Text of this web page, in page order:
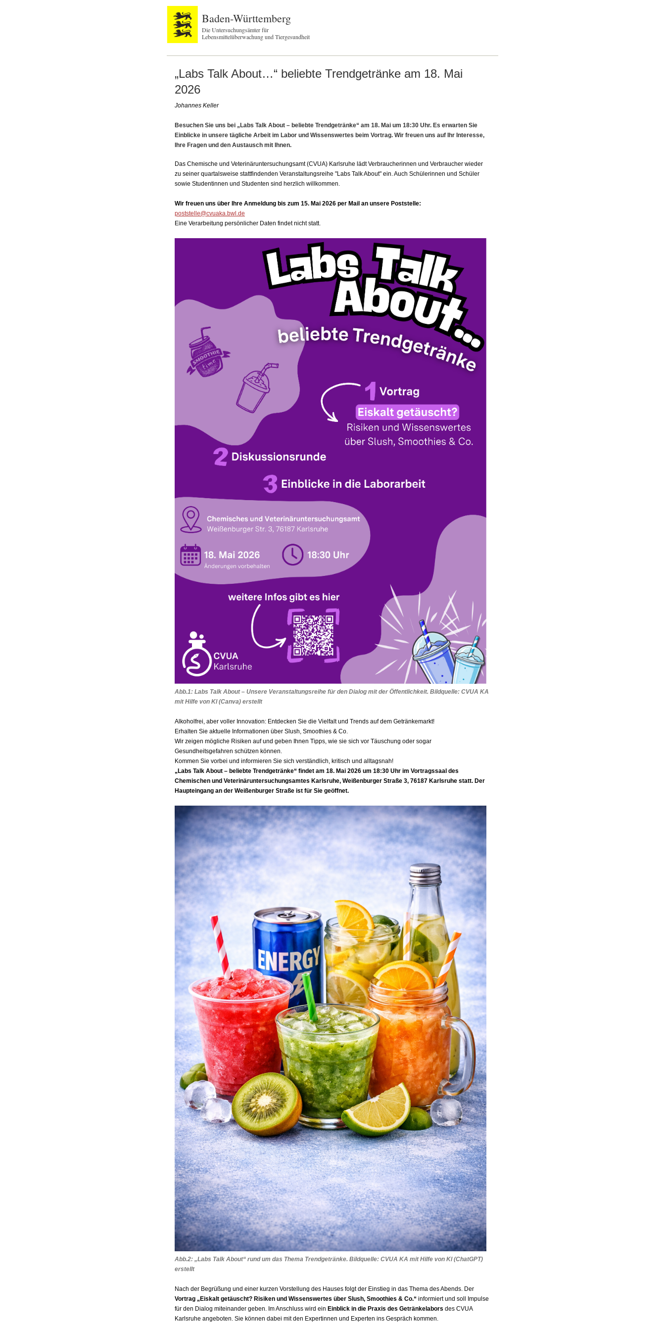
Baden-Württemberg
Die Untersuchungsämter für
Lebensmittelüberwachung und Tiergesundheit
„Labs Talk About…“ beliebte Trendgetränke am 18. Mai
2026
Johannes Keller
Besuchen Sie uns bei „Labs Talk About – beliebte Trendgetränke“ am 18. Mai um 18:30 Uhr. Es erwarten Sie
Einblicke in unsere tägliche Arbeit im Labor und Wissenswertes beim Vortrag. Wir freuen uns auf Ihr Interesse,
Ihre Fragen und den Austausch mit Ihnen.
Das Chemische und Veterinäruntersuchungsamt (CVUA) Karlsruhe lädt Verbraucherinnen und Verbraucher wieder
zu seiner quartalsweise stattfindenden Veranstaltungsreihe "Labs Talk About" ein. Auch Schülerinnen und Schüler
sowie Studentinnen und Studenten sind herzlich willkommen.
Wir freuen uns über Ihre Anmeldung bis zum 15. Mai 2026 per Mail an unsere Poststelle:
poststelle@cvuaka.bwl.de
Eine Verarbeitung persönlicher Daten findet nicht statt.
Abb.1: Labs Talk About – Unsere Veranstaltungsreihe für den Dialog mit der Öffentlichkeit. Bildquelle: CVUA KA
mit Hilfe von Kl (Canva) erstellt
Alkoholfrei, aber voller Innovation: Entdecken Sie die Vielfalt und Trends auf dem Getränkemarkt!
Erhalten Sie aktuelle Informationen über Slush, Smoothies & Co.
Wir zeigen mögliche Risiken auf und geben Ihnen Tipps, wie sie sich vor Täuschung oder sogar
Gesundheitsgefahren schützen können.
Kommen Sie vorbei und informieren Sie sich verständlich, kritisch und alltagsnah!
„Labs Talk About – beliebte Trendgetränke“ findet am 18. Mai 2026 um 18:30 Uhr im Vortragssaal des
Chemischen und Veterinäruntersuchungsamtes Karlsruhe, Weißenburger Straße 3, 76187 Karlsruhe statt. Der
Haupteingang an der Weißenburger Straße ist für Sie geöffnet.
Abb.2: „Labs Talk About“ rund um das Thema Trendgetränke. Bildquelle: CVUA KA mit Hilfe von Kl (ChatGPT)
erstellt
Nach der Begrüßung und einer kurzen Vorstellung des Hauses folgt der Einstieg in das Thema des Abends. Der
Vortrag „Eiskalt getäuscht? Risiken und Wissenswertes über Slush, Smoothies & Co.“ informiert und soll Impulse
für den Dialog miteinander geben. Im Anschluss wird ein Einblick in die Praxis des Getränkelabors des CVUA
Karlsruhe angeboten. Sie können dabei mit den Expertinnen und Experten ins Gespräch kommen.